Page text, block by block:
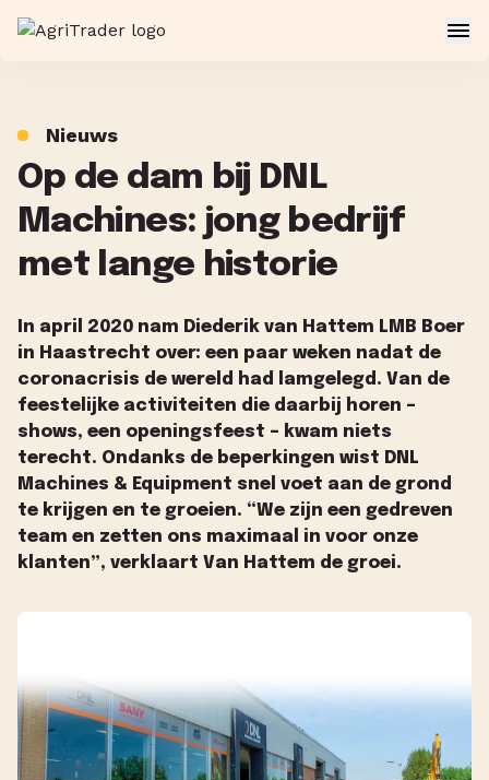
Nieuws
Op de dam bij DNL
Machines: jong bedrijf
met lange historie
In april 2020 nam Diederik van Hattem LMB Boer
in Haastrecht over: een paar weken nadat de
coronacrisis de wereld had lamgelegd. Van de
feestelijke activiteiten die daarbij horen –
shows, een openingsfeest – kwam niets
terecht. Ondanks de beperkingen wist DNL
Machines & Equipment snel voet aan de grond
te krijgen en te groeien. “We zijn een gedreven
team en zetten ons maximaal in voor onze
klanten”, verklaart Van Hattem de groei.